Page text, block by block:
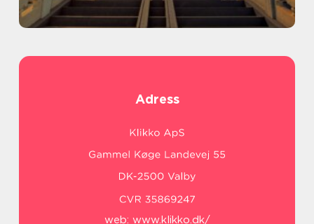
Adress
web: www.klikko.dk/